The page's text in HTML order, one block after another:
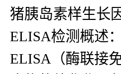
猪胰岛素样生长
ELISA检测概述：
ELISA（酶联接